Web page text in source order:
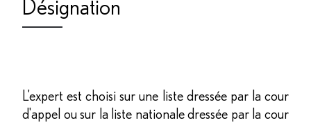
Désignation
L'expert est choisi sur une liste dressée par la cour
d'appel ou sur la liste nationale dressée par la cour